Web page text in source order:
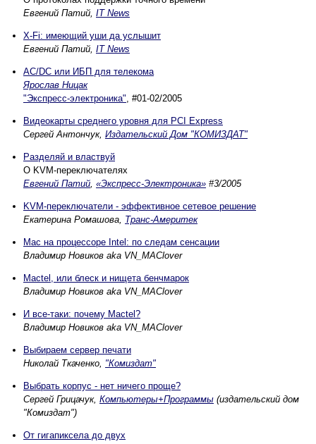
Евгений Патий, IT News
X-Fi: имеющий уши да услышит
Евгений Патий, IT News
AC/DC или ИБП для телекома
Ярослав Ницак
"Экспресс-электроника", #01-02/2005
Видеокарты среднего уровня для PCI Express
Сергей Антончук, Издательский Дом "КОМИЗДАТ"
Разделяй и властвуй
О KVM-переключателях
Евгений Патий, «Экспресс-Электроника» #3/2005
KVM-переключатели - эффективное сетевое решение
Екатерина Ромашова, Транс-Америтек
Mac на процессоре Intel: по следам сенсации
Владимир Новиков aka VN_MAClover
Mactel, или блеск и нищета бенчмарок
Владимир Новиков aka VN_MAClover
И все-таки: почему Mactel?
Владимир Новиков aka VN_MAClover
Выбираем сервер печати
Николай Ткаченко, "Комиздат"
Выбрать корпус - нет ничего проще?
Сергей Грицачук, Компьютеры+Программы (издательский дом
"Комиздат")
От гигапиксела до двух